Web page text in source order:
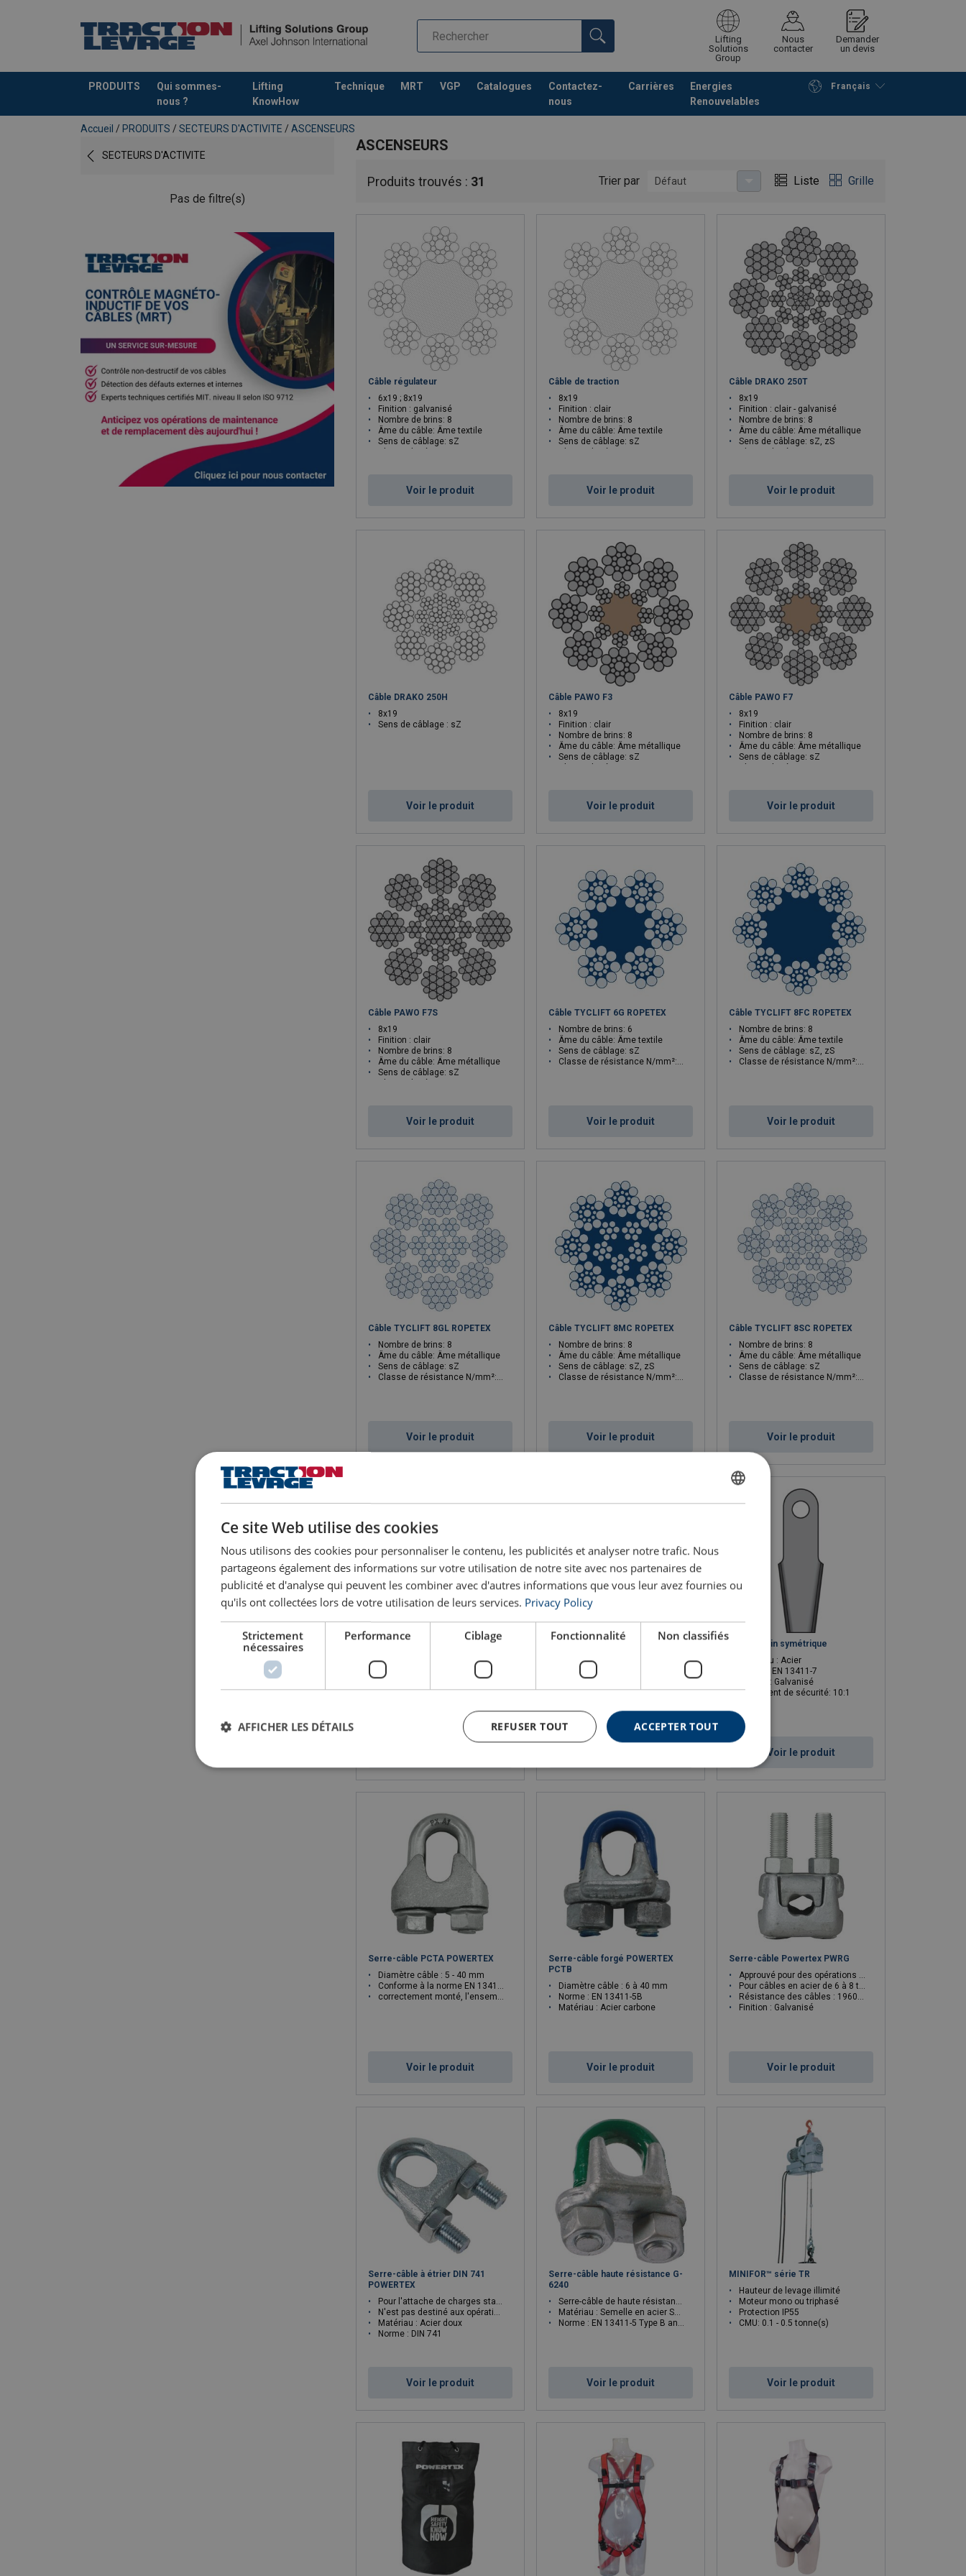
Lifting
Solutions
Group
Nous
contacter
Demander
un devis
PRODUITS
Qui sommes-
nous ?
Lifting
KnowHow
Technique MRT VGP Catalogues
Contactez-
nous
Carrières
Energies
Renouvelables
Français
Ajouté au panier Poursuivre Envoyer demande
Accueil / PRODUITS / SECTEURS D'ACTIVITE / ASCENSEURS
SECTEURS D'ACTIVITE
Pas de filtre(s)
ASCENSEURS
Produits trouvés : 31 Trier par Défaut Liste Grille
Câble régulateur
6x19 ; 8x19
Finition : galvanisé
Nombre de brins: 8
Âme du câble: Âme textile
Sens de câblage: sZ
Voir le produit
Câble de traction
8x19
Finition : clair
Nombre de brins: 8
Âme du câble: Âme textile
Sens de câblage: sZ
Voir le produit
Câble DRAKO 250T
8x19
Finition : clair - galvanisé
Nombre de brins: 8
Âme du câble: Âme métallique
Sens de câblage: sZ, zS
Voir le produit
Câble DRAKO 250H
8x19
Sens de câblage : sZ
Voir le produit
Câble PAWO F3
8x19
Finition : clair
Nombre de brins: 8
Âme du câble: Âme métallique
Sens de câblage: sZ
Voir le produit
Câble PAWO F7
8x19
Finition : clair
Nombre de brins: 8
Âme du câble: Âme métallique
Sens de câblage: sZ
Voir le produit
Câble PAWO F7S
8x19
Finition : clair
Nombre de brins: 8
Âme du câble: Âme métallique
Sens de câblage: sZ
Classe de résistance N/mm²: 1570
Voir le produit
Câble TYCLIFT 6G ROPETEX
Nombre de brins: 6
Âme du câble: Âme textile
Sens de câblage: sZ
Classe de résistance N/mm²: 1770
Voir le produit
Câble TYCLIFT 8FC ROPETEX
Nombre de brins: 8
Âme du câble: Âme textile
Sens de câblage: sZ, zS
Classe de résistance N/mm²: 1370/1770
Voir le produit
Câble TYCLIFT 8GL ROPETEX
Nombre de brins: 8
Âme du câble: Âme métallique
Sens de câblage: sZ
Classe de résistance N/mm²: 1570
Voir le produit
Câble TYCLIFT 8MC ROPETEX
Nombre de brins: 8
Âme du câble: Âme métallique
Sens de câblage: sZ, zS
Classe de résistance N/mm²: 1570
Voir le produit
Câble TYCLIFT 8SC ROPETEX
Nombre de brins: 8
Âme du câble: Âme métallique
Sens de câblage: sZ
Classe de résistance N/mm²: 1570_1770
Voir le produit
Tige à oeil rond
Charge de rupture : 3.49 - 21.66 tonnes
Assemblée avec deux écrous, une rondelle et une goupille
Tige à chape mâle
Charge de rupture : 4.75 - 16.21 tonnes
Assemblée avec deux écrous, une rondelle et une goupille
Boite à coin symétrique
Matériau : Acier
Norme : EN 13411-7
Finition : Galvanisé
Coefficient de sécurité: 10:1
Voir le produit
Serre-câble PCTA POWERTEX
Diamètre câble : 5 - 40 mm
Conforme à la norme EN 13411-5 (type A)
correctement monté, l'ensemble peut supporter jusqu'à 80 % de la charge minimale de rupture du câble
Voir le produit
Serre-câble forgé POWERTEX
PCTB
Diamètre câble : 6 à 40 mm
Norme : EN 13411-5B
Matériau :Acier carbone
Voir le produit
Serre-câble Powertex PWRG
Approuvé pour des opérations de levage
Pour câbles en acier de 6 à 8 torons âme acier ou textile
Résistance des câbles : 1960 N/mm²
Finition : Galvanisé
Voir le produit
Serre-câble à étrier DIN 741
POWERTEX
Pour l'attache de charges statiques. Sans Chrome 6
N'est pas destiné aux opérations de levage
Matériau : Acier doux
Norme : DIN 741
Voir le produit
Serre-câble haute résistance G-
6240
Serre-câble de haute résistance
Matériau : Semelle en acier SAE 1045 et arc en SAE 1015
Norme : EN 13411-5 Type B anciennement U.S. Federal Specification FF-C-450D
Voir le produit
MINIFOR™ série TR
Hauteur de levage illimité
Moteur mono ou triphasé
Protection IP55
CMU: 0.1 - 0.5 tonne(s)
Voir le produit
Ce site Web utilise des cookies
Nous utilisons des cookies pour personnaliser le contenu, les publicités et analyser notre trafic. Nous
partageons également des informations sur votre utilisation de notre site avec nos partenaires de
publicité et d'analyse qui peuvent les combiner avec d'autres informations que vous leur avez fournies ou
qu'ils ont collectées lors de votre utilisation de leurs services. Privacy Policy
Strictement
nécessaires
Performance Ciblage Fonctionnalité Non classifiés
ACCEPTER TOUT
REFUSER TOUT
AFFICHER LES DÉTAILS